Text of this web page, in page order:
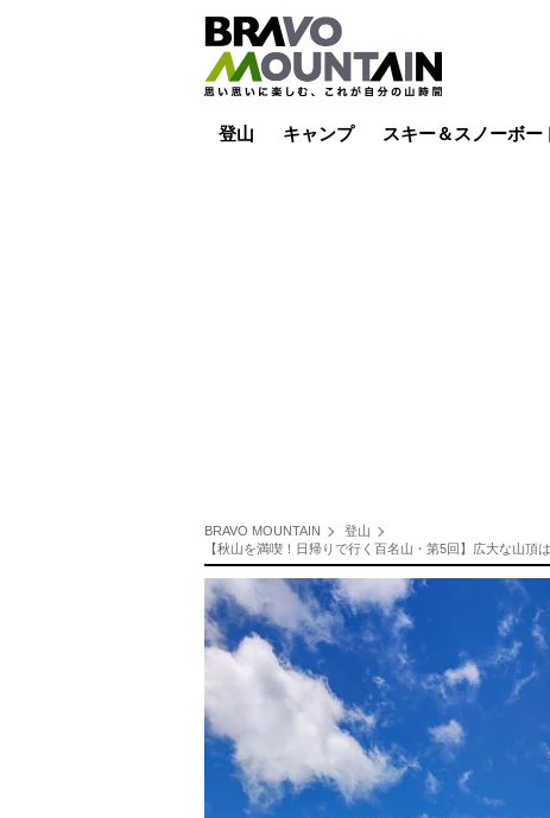
登山 キャンプ スキー＆スノーボー
BRAVO MOUNTAIN
登山
【秋山を満喫！日帰りで行く百名山・第5回】広大な山頂